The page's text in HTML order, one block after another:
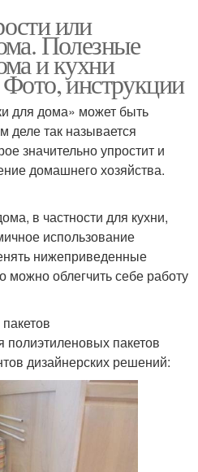
или
Полезные
и кухни
инструкции
для дома» может быть
деле так называется
значительно упростит и
домашнего хозяйства.
в частности для кухни,
использование
нижеприведенные
можно облегчить себе работу
полиэтиленовых пакетов
дизайнерских решений: